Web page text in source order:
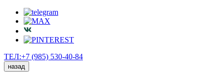
ТЕЛ:+7 (985) 530-40-84
назад